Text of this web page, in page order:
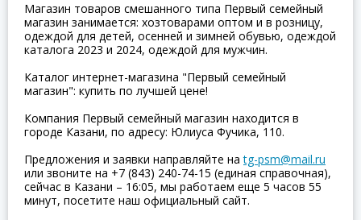
Магазин товаров смешанного типа Первый семейный
магазин занимается: хозтоварами оптом и в розницу,
одеждой для детей, осенней и зимней обувью, одеждой
каталога 2023 и 2024, одеждой для мужчин.
Каталог интернет-магазина "Первый семейный
магазин": купить по лучшей цене!
Компания Первый семейный магазин находится в
городе Казани, по адресу: Юлиуса Фучика, 110.
Предложения и заявки направляйте наtg-psm@mail.ru
или звоните на +7 (843) 240-74-15 (единая справочная),
сейчас в Казани – 16:05, мы работаем еще 5 часов 55
минут, посетите наш официальный сайт.